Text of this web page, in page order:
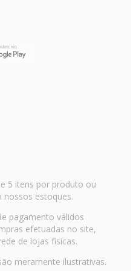
5 itens por produto ou
nossos estoques.
pagamento válidos
efetuadas no site,
de lojas físicas.
meramente ilustrativas.